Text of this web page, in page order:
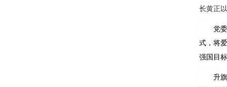
长黄正
党
式，将
强国目
升